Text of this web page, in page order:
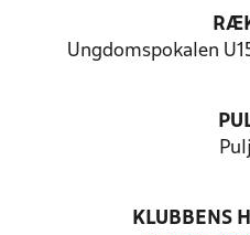
Ungdomspokalen
KLUBBENS